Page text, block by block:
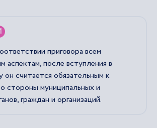
приговора всем
аспектам, после вступления в
он считается обязательным к
стороны муниципальных и
граждан и организаций.